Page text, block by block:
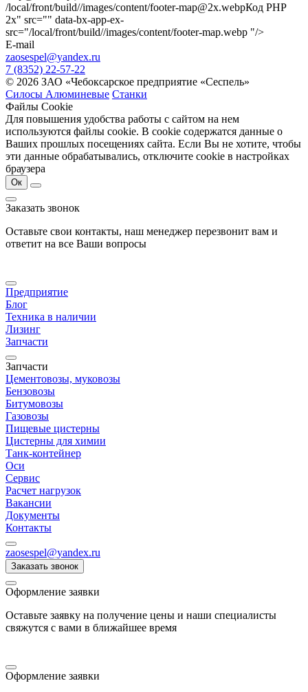
/local/front/build//images/content/footer-map@2x.webpКод PHP
2x" src="" data-bx-app-ex-
src="/local/front/build//images/content/footer-map.webp "/>
E-mail
zaosespel@yandex.ru
7 (8352) 22-57-22
© 2026 ЗАО «Чебоксарское предприятие «Сеспель»
Силосы Алюминевые Станки
Файлы Cookie
Для повышения удобства работы с сайтом на нем
используются файлы cookie. В cookie содержатся данные о
Ваших прошлых посещениях сайта. Если Вы не хотите, чтобы
эти данные обрабатывались, отключите cookie в настройках
браузера
Ок
Заказать звонок
Оставьте свои контакты, наш менеджер перезвонит вам и
ответит на все Ваши вопросы
Предприятие
Блог
Техника в наличии
Лизинг
Запчасти
Запчасти
Цементовозы, муковозы
Бензовозы
Битумовозы
Газовозы
Пищевые цистерны
Цистерны для химии
Танк-контейнер
Оси
Сервис
Расчет нагрузок
Вакансии
Документы
Контакты
zaosespel@yandex.ru
Заказать звонок
Оформление заявки
Оставьте заявку на получение цены и наши специалисты
свяжутся с вами в ближайшее время
Оформление заявки